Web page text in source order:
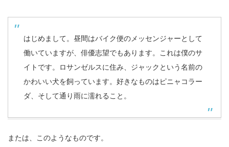
はじめまして。昼間はバイク便のメッセンジャーとして
働いていますが、俳優志望でもあります。これは僕のサ
イトです。ロサンゼルスに住み、ジャックという名前の
かわいい犬を飼っています。好きなものはピニャコラー
ダ、そして通り雨に濡れること。
または、このようなものです。